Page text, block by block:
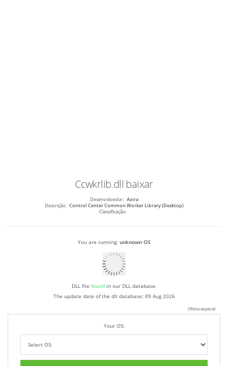
Ccwkrlib.dll baixar
Desenvolvedor: Avira
Descrição: Control Center Common Worker Library (Desktop)
Classificação:
You are running: unknown OS
DLL file foundin our DLL database.
The update date of the dll database: 09 Aug 2026
Oferta especial
Your OS: